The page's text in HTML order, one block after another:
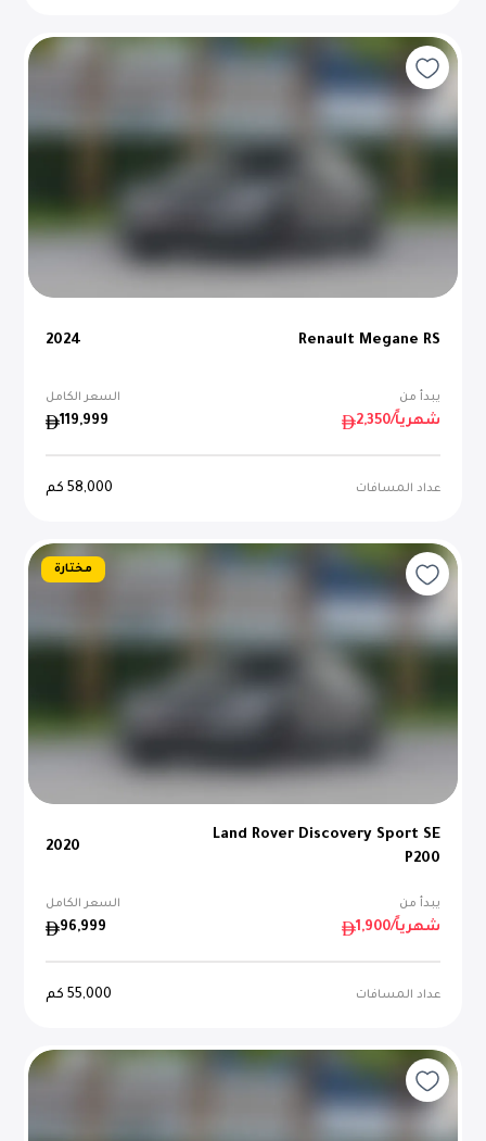
Renault Megane RS
2024
يبدأ من السعر الكامل
2,350 /شهرياً 119,999
عداد المسافات 58,000 كم
مختارة
Land Rover Discovery Sport SE
P200
2020
يبدأ من السعر الكامل
1,900 /شهرياً 96,999
عداد المسافات 55,000 كم